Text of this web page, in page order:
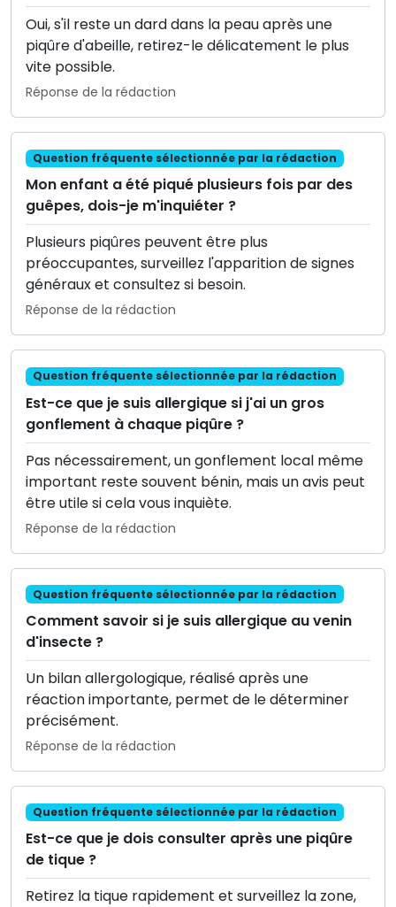
Oui, s'il reste un dard dans la peau après une
piqûre d'abeille, retirez-le délicatement le plus
vite possible.
Réponse de la rédaction
Question fréquente sélectionnée par la rédaction
Mon enfant a été piqué plusieurs fois par des
guêpes, dois-je m'inquiéter ?
Plusieurs piqûres peuvent être plus
préoccupantes, surveillez l'apparition de signes
généraux et consultez si besoin.
Réponse de la rédaction
Question fréquente sélectionnée par la rédaction
Est-ce que je suis allergique si j'ai un gros
gonflement à chaque piqûre ?
Pas nécessairement, un gonflement local même
important reste souvent bénin, mais un avis peut
être utile si cela vous inquiète.
Réponse de la rédaction
Question fréquente sélectionnée par la rédaction
Comment savoir si je suis allergique au venin
d'insecte ?
Un bilan allergologique, réalisé après une
réaction importante, permet de le déterminer
précisément.
Réponse de la rédaction
Question fréquente sélectionnée par la rédaction
Est-ce que je dois consulter après une piqûre
de tique ?
Retirez la tique rapidement et surveillez la zone,